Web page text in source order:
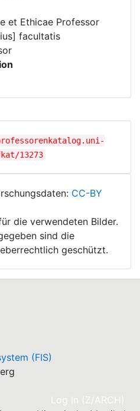
et Ethicae Professor
facultatis
13273
CC-BY
die verwendeten Bilder.
sind die
geschützt.
(FIS)
Log In (Z/ARCH)